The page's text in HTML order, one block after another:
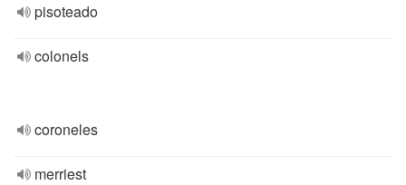
pisoteado
colonels
coroneles
merriest